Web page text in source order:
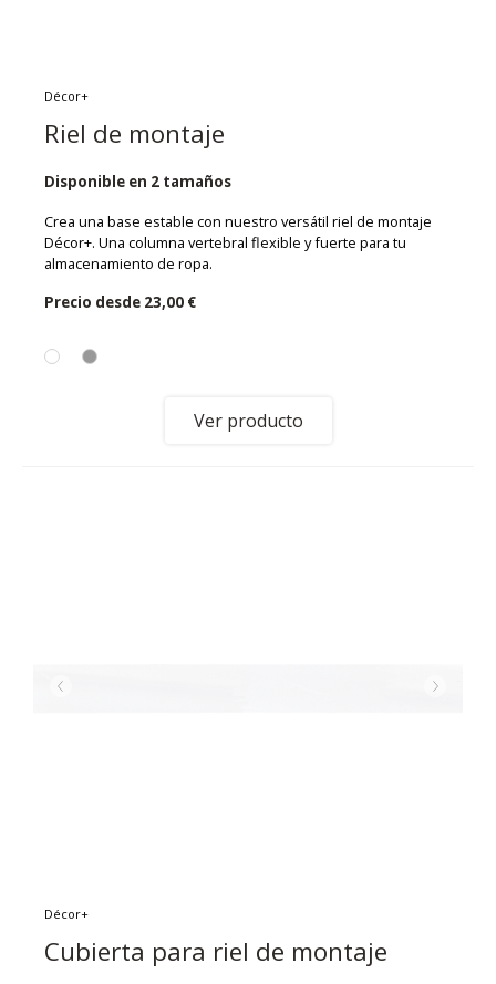
Décor+
Riel de montaje
Disponible en 2 tamaños
Crea una base estable con nuestro versátil riel de montaje
Décor+. Una columna vertebral flexible y fuerte para tu
almacenamiento de ropa.
Precio desde 23,00 €
Ver producto
Décor+
Cubierta para riel de montaje